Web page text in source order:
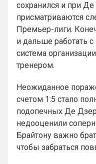
сохранился и при
присматриваются
Премьер-лиги.
и дальше работать
система
тренером.
Неожиданное
счетом 1:5 стало
подопечных Де
недооценили
Брайтону важно
чтобы забраться